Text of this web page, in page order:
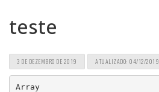
teste
3 DE DEZEMBRO DE 2019 ATUALIZADO: 04/12/2019
Array